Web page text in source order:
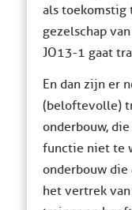
als toekomstig
gezelschap
JO13-1 gaat
En dan zijn er
(beloftevolle)
onderbouw,
functie niet te
onderbouw
het vertrek van